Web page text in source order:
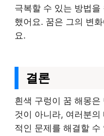
극복할 수 있는 방법
했어요. 꿈은 그의 변
요.
결론
흰색 구렁이 꿈 해몽
것이 아니라, 여러분
적인 문제를 해결할